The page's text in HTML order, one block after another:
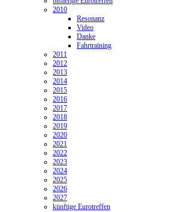
2010
Resonanz
Video
Danke
Fahrtraining
2011
2012
2013
2014
2015
2016
2017
2018
2019
2020
2021
2022
2023
2024
2025
2026
2027
künftige Eurotreffen